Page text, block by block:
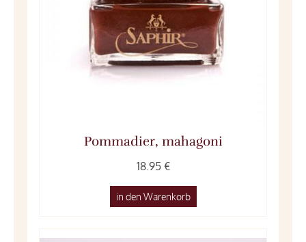
Pommadier, mahagoni
18.95 €
in den Warenkorb